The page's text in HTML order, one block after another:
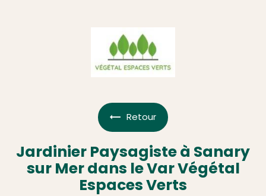
Retour
Jardinier Paysagiste à Sanary
sur Mer dans le Var Végétal
Espaces Verts